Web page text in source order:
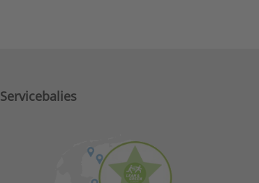
Servicebalies